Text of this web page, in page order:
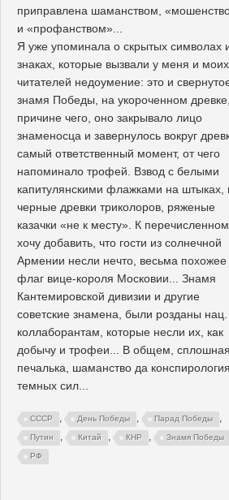
приправлена шаманством,
и «профанством»...
Я уже упоминала о скрытых символах
знаках, которые вызвали у меня и моих
читателей недоумение: это и
знамя Победы, на укороченном
причине чего, оно закрывало лицо
знаменосца и завернулось вокруг
самый ответственный момент, от чего
напоминало трофей. Взвод с белыми
капитулянскими флажками на штыках,
черные древки триколоров, ряженые
казачки «не к месту». К
хочу добавить, что гости из солнечной
Армении несли нечто, весьма похожее
флаг вице-короля Московии... Знамя
Кантемировской дивизии и другие
советские знамена, были розданы нац.
коллаборантам, которые несли их, как
добычу и трофеи... В общем, сплошная
печалька, шаманство да конспирология
темных сил...
СССР , День Победы , Парад Победы ,
Путин , Китай , КНР , Знамя Победы
РФ